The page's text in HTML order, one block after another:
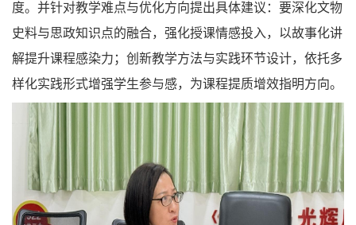
度。并针对教学难点与优化方向提出具体建议：要深化文物
史料与思政知识点的融合，强化授课情感投入，以故事化讲
解提升课程感染力；创新教学方法与实践环节设计，依托多
样化实践形式增强学生参与感，为课程提质增效指明方向。